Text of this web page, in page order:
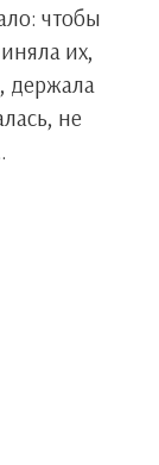
чтобы
их,
держала
не